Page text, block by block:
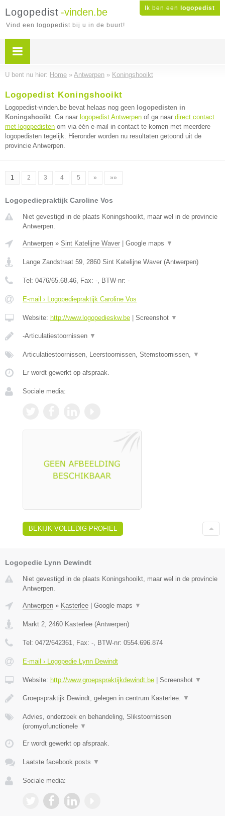
Ik ben een logopedist
Logopedist -vinden.be
Vind een logopedist bij u in de buurt!
U bent nu hier: Home » Antwerpen » Koningshooikt
Logopedist Koningshooikt
Logopedist-vinden.be bevat helaas nog geen logopedisten in
Koningshooikt. Ga naar logopedist Antwerpen of ga naar direct contact
met logopedisten om via één e-mail in contact te komen met meerdere
logopedisten tegelijk. Hieronder worden nu resultaten getoond uit de
provincie Antwerpen.
1 2 3 4 5 » »»
Logopediepraktijk Caroline Vos
Niet gevestigd in de plaats Koningshooikt, maar wel in de provincie
Antwerpen.
Antwerpen » Sint Katelijne Waver Google maps ▼
Lange Zandstraat 59, 2860 Sint Katelijne Waver (Antwerpen)
Tel: 0476/65.68.46, Fax: -, BTW-nr: -
E-mail › Logopediepraktijk Caroline Vos
Website: http://www.logopedieskw.be Screenshot ▼
-Articulatiestoornissen ▼
Articulatiestoornissen, Leerstoornissen, Stemstoornissen, ▼
Er wordt gewerkt op afspraak.
Sociale media:
BEKIJK VOLLEDIG PROFIEL
Logopedie Lynn Dewindt
Niet gevestigd in de plaats Koningshooikt, maar wel in de provincie
Antwerpen.
Antwerpen » Kasterlee | Google maps ▼
Markt 2 2460 Kasterlee (Antwerpen)
Tel: 0472/642361 , Fax: - , BTW-nr: 0554.696.874
E-mail › Logopedie Lynn Dewindt
Website: http://www.groepspraktijkdewindt.be | Screenshot ▼
Groepspraktijk Dewindt, gelegen in centrum Kasterlee. ▼
Advies, onderzoek en behandeling, Slikstoornissen
(oromyofunctionele ▼
Er wordt gewerkt op afspraak.
Laatste facebook posts ▼
Sociale media: